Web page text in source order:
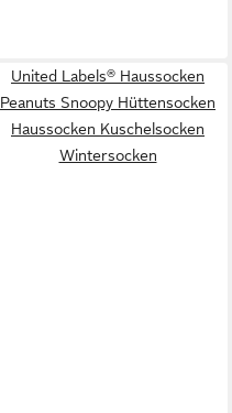
United Labels® Haussocken
Peanuts Snoopy Hüttensocken
Haussocken Kuschelsocken
Wintersocken